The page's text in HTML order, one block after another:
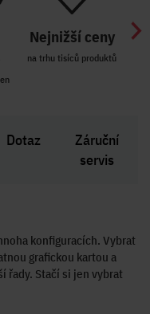
Nejnižší ceny
na trhu tisíců produktů
Dotaz
Záruční
servis
konfiguracích. Vybrat
grafickou kartou a
řady. Stačí si jen vybrat